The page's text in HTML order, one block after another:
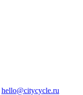
hello@citycycle.ru